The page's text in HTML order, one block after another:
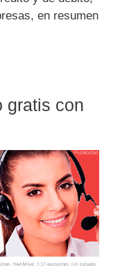
en resumen
gratis con